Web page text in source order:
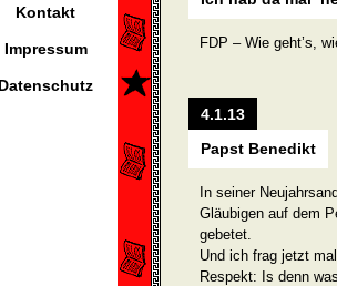
Kontakt
Impressum
Datenschutz
FDP – Wie geht’s,
4.1.13
Papst Benedikt
In seiner
Gläubigen auf dem
gebetet.
Und ich frag jetzt
Respekt: Is denn